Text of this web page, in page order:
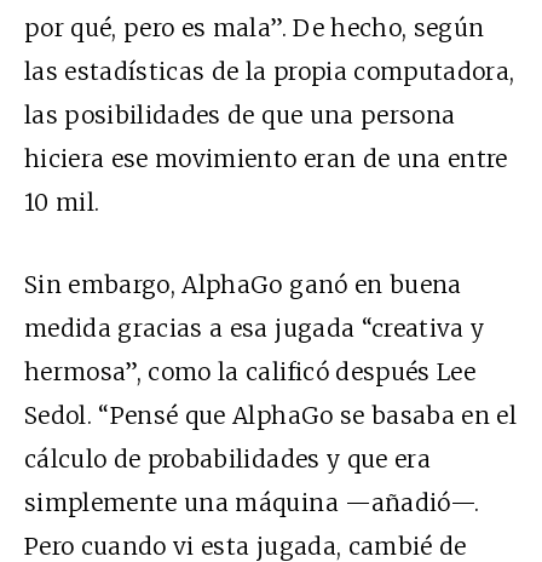
por qué, pero es mala”. De hecho, según
las estadísticas de la propia computadora,
las posibilidades de que una persona
hiciera ese movimiento eran de una entre
10 mil.
Sin embargo, AlphaGo ganó en buena
medida gracias a esa jugada “creativa y
hermosa”, como la calificó después Lee
Sedol. “Pensé que AlphaGo se basaba en el
cálculo de probabilidades y que era
simplemente una máquina —añadió—.
Pero cuando vi esta jugada, cambié de